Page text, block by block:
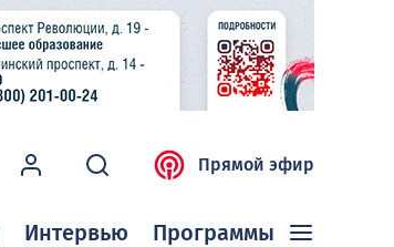
Прямой эфир
Интервью Программы